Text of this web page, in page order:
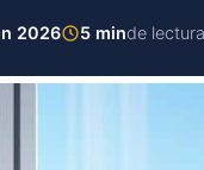
2026 5 minde lectura